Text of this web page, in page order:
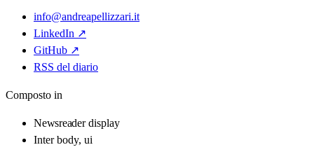
info@andreapellizzari.it
LinkedIn ↗
GitHub ↗
RSS del diario
Composto in
Newsreader display
Inter body, ui